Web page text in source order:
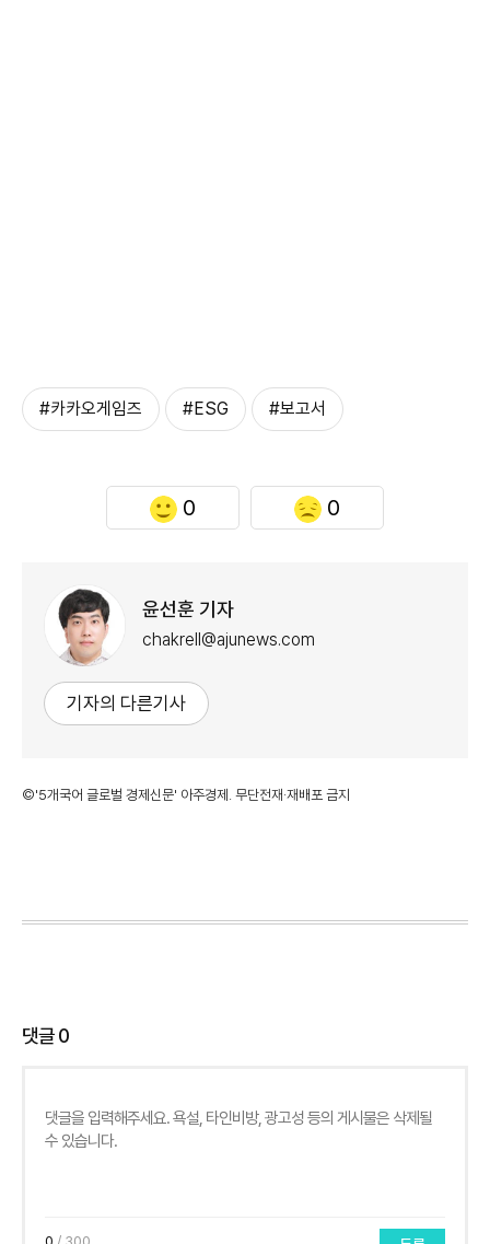
#카카오게임즈 #ESG #보고서
0 0
윤선훈 기자
chakrell@ajunews.com
기자의 다른기사
©'5개국어 글로벌 경제신문' 아주경제. 무단전재·재배포 금지
댓글0